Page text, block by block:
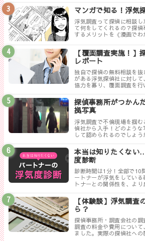
らに高い調査力が評判の探
マンガで知る！浮気
浮気調査って探偵に相談
て何をしてくれるの？探
するメリットを《漫画で
【覆面調査実施！】
レポート
独自で探偵の無料相談を
がある浮気探偵社に対し
協力を募り、覆面調査を
探偵事務所がつかん
拠写真
浮気調査で不倫現場を掴
偵社から入手！どのよう
して認められるのでしょ
写真について解説します。
本当は知りたくない
度診断
診断時間は1分！全部で10
ートナーが浮気をしてい
トナーとの関係性を、よ
【体験談】浮気調査
ら？
探偵事務所・調査会社の
調査の料金や費用につい
ました。実際の探偵社へ